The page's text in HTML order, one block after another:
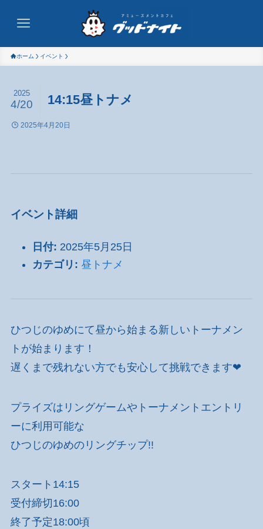
ホーム イベント
14:15昼トナメ
2025
4/20
2025年4月20日
イベント詳細
日付: 2025年5月25日
カテゴリ: 昼トナメ
ひつじのゆめにて昼から始まる新しいトーナメン
トが始まります！
遅くまで残れない方でも安心して挑戦できます❤
プライズはリングゲームやトーナメントエントリ
ーに利用可能な
ひつじのゆめのリングチップ!!
スタート14:15
受付締切16:00
終了予定18:00頃